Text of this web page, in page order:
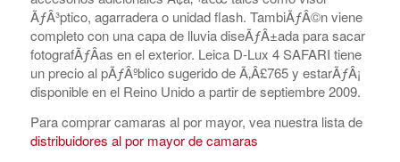
ÃƒÂ³ptico, agarradera o unidad flash. TambiÃƒÂ©n viene
completo con una capa de lluvia diseÃƒÂ±ada para sacar
fotografÃƒÂ­as en el exterior. Leica D-Lux 4 SAFARI tiene
un precio al pÃƒÂºblico sugerido de Ã‚Â£765 y estarÃƒÂ¡
disponible en el Reino Unido a partir de septiembre 2009.
Para comprar camaras al por mayor, vea nuestra lista de
distribuidores al por mayor de camaras